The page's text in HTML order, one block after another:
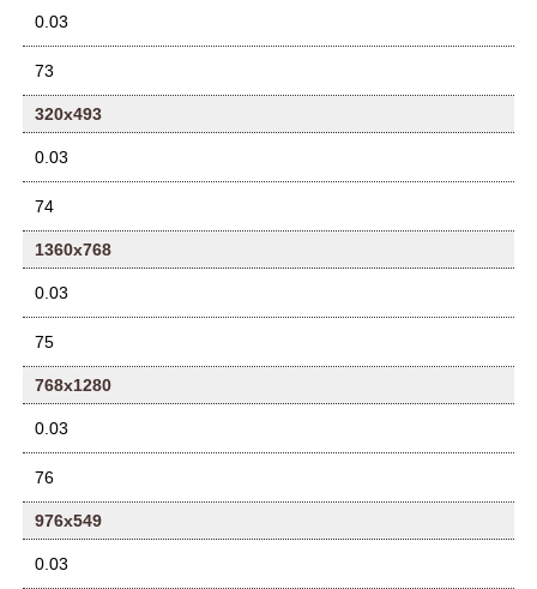
0.03
73
320x493
0.03
74
1360x768
0.03
75
768x1280
0.03
76
976x549
0.03